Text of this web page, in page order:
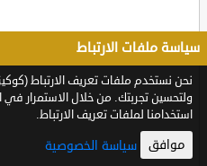
سياسة ملفات الارتباط
نحن نستخدم ملفات تعريف الارتباط
ولتحسين تجربتك. من خلال الاستمرار
استخدامنا لملفات تعريف الارتباط.
موافق سياسة الخصوصية